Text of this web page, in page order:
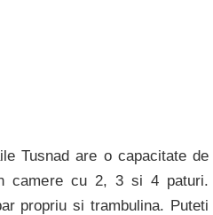
Tusnad are o capacitate de
camere cu 2, 3 si 4 paturi.
propriu si trambulina. Puteti